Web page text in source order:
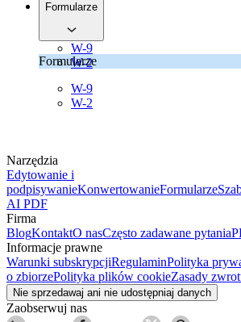
Formularze
W-9
W-2
Formularze
W-9
W-2
Narzędzia
Edytowanie i
podpisywanieKonwertowanieFormularze
AI PDF
Firma
BlogKontaktO nasCzęsto zadawane pytania
Informacje prawne
Warunki subskrypcjiRegulaminPolityka
o zbiorzePolityka plików cookieZasady
Nie sprzedawaj ani nie udostępniaj danych
Zaobserwuj nas